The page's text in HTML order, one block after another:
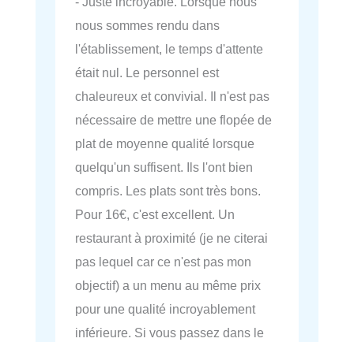
nous sommes rendu dans
l'établissement, le temps d'attente
était nul. Le personnel est
chaleureux et convivial. Il n'est pas
nécessaire de mettre une flopée de
plat de moyenne qualité lorsque
quelqu'un suffisent. Ils l'ont bien
compris. Les plats sont très bons.
Pour 16€, c'est excellent. Un
restaurant à proximité (je ne citerai
pas lequel car ce n'est pas mon
objectif) a un menu au même prix
pour une qualité incroyablement
inférieure. Si vous passez dans le